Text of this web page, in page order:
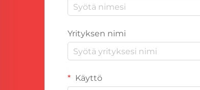
Yrityksen nimi
Käyttö